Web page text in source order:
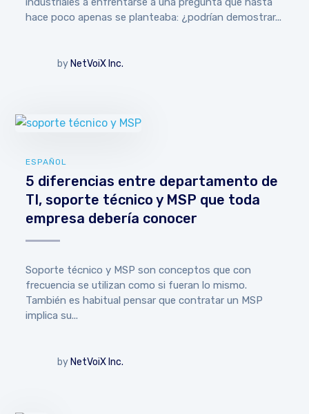
hace poco apenas se planteaba: ¿podrían demostrar...
by NetVoiX Inc.
ESPAÑOL
5 diferencias entre departamento de
TI, soporte técnico y MSP que toda
empresa debería conocer
Soporte técnico y MSP son conceptos que con
frecuencia se utilizan como si fueran lo mismo.
También es habitual pensar que contratar un MSP
implica su...
by NetVoiX Inc.